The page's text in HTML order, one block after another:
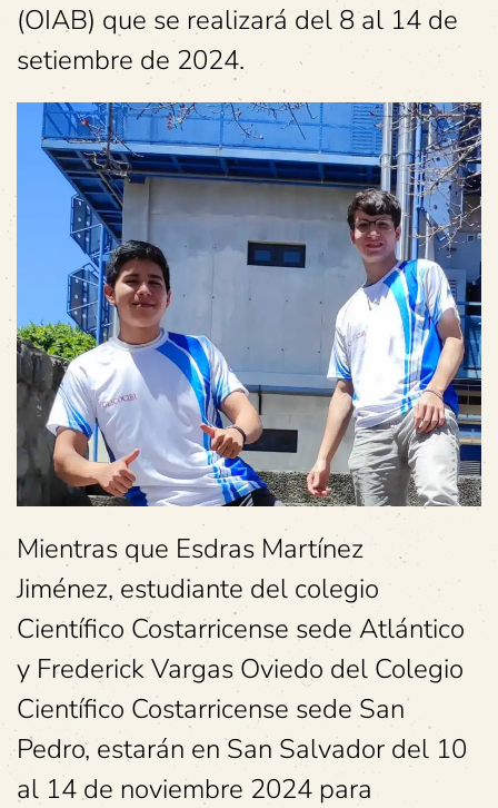
(OIAB) que se realizará del 8 al 14 de
setiembre de 2024.
Mientras que Esdras Martínez
Jiménez, estudiante del colegio
Científico Costarricense sede Atlántico
y Frederick Vargas Oviedo del Colegio
Científico Costarricense sede San
Pedro, estarán en San Salvador del 10
al 14 de noviembre 2024 para